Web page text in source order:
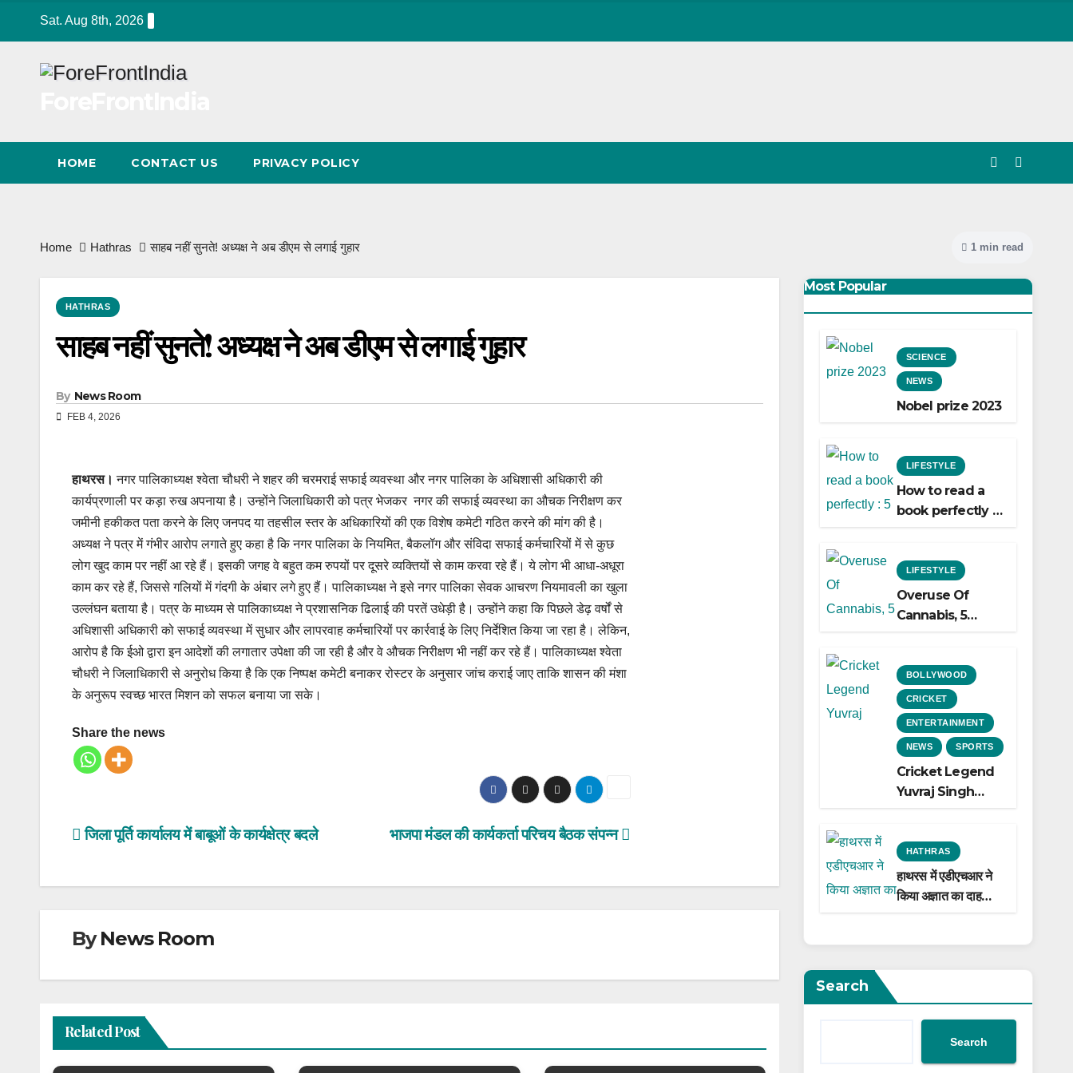
Sat. Aug 8th, 2026
HOME CONTACT US PRIVACY POLICY
Home Hathras साहब नहीं सुनते! अध्यक्ष ने अब डीएम से लगाई गुहार 1 min read
HATHRAS
साहब नहीं सुनते! अध्यक्ष ने अब डीएम से लगाई गुहार
By News Room
FEB 4, 2026
हाथरस। नगर पालिकाध्यक्ष श्वेता चौधरी ने शहर की चरमराई सफाई व्यवस्था और नगर पालिका के अधिशासी अधिकारी की
कार्यप्रणाली पर कड़ा रुख अपनाया है। उन्होंने जिलाधिकारी को पत्र भेजकर नगर की सफाई व्यवस्था का औचक निरीक्षण कर
जमीनी हकीकत पता करने के लिए जनपद या तहसील स्तर के अधिकारियों की एक विशेष कमेटी गठित करने की मांग की है।
अध्यक्ष ने पत्र में गंभीर आरोप लगाते हुए कहा है कि नगर पालिका के नियमित, बैकलॉग और संविदा सफाई कर्मचारियों में से कुछ
लोग खुद काम पर नहीं आ रहे हैं। इसकी जगह वे बहुत कम रुपयों पर दूसरे व्यक्तियों से काम करवा रहे हैं। ये लोग भी आधा-अधूरा
काम कर रहे हैं, जिससे गलियों में गंदगी के अंबार लगे हुए हैं। पालिकाध्यक्ष ने इसे नगर पालिका सेवक आचरण नियमावली का खुला
उल्लंघन बताया है। पत्र के माध्यम से पालिकाध्यक्ष ने प्रशासनिक ढिलाई की परतें उधेड़ी है। उन्होंने कहा कि पिछले डेढ़ वर्षों से
अधिशासी अधिकारी को सफाई व्यवस्था में सुधार और लापरवाह कर्मचारियों पर कार्रवाई के लिए निर्देशित किया जा रहा है। लेकिन,
आरोप है कि ईओ द्वारा इन आदेशों की लगातार उपेक्षा की जा रही है और वे औचक निरीक्षण भी नहीं कर रहे हैं। पालिकाध्यक्ष श्वेता
चौधरी ने जिलाधिकारी से अनुरोध किया है कि एक निष्पक्ष कमेटी बनाकर रोस्टर के अनुसार जांच कराई जाए ताकि शासन की मंशा
के अनुरूप स्वच्छ भारत मिशन को सफल बनाया जा सके।
Share the news
Post
भाजपा मंडल की कार्यकर्ता परिचय बैठक संपन्न
जिला पूर्ति कार्यालय में बाबूओं के कार्यक्षेत्र बदले
ByNews Room
Related Post
Most Popular
SCIENCE
NEWS
Nobel prize 2023
LIFESTYLE
How to read a
book perfectly :
LIFESTYLE
Overuse Of
Cannabis, 5
And Heart
Failure, Study
Finds
BOLLYWOOD
CRICKET
ENTERTAINMENT
NEWS SPORTS
Cricket Legend
Yuvraj Singh
Preview of the
Film Celebrating
His Legacy
HATHRAS
हाथरस में एडीएचआर ने
किया अज्ञात का दाह
Search
Search